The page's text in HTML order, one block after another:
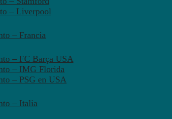
– Liverpool
– Francia
– FC Barça USA
– IMG Florida
– PSG en USA
– Italia